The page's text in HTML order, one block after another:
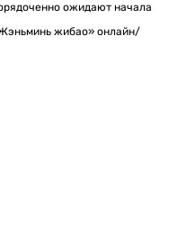
ожидают начала
жибао» онлайн/